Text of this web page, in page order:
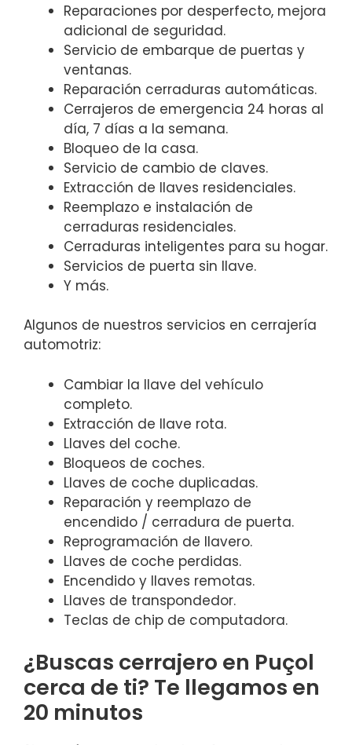
Reparaciones por desperfecto, mejora
adicional de seguridad.
Servicio de embarque de puertas y
ventanas.
Reparación cerraduras automáticas.
Cerrajeros de emergencia 24 horas al
día, 7 días a la semana.
Bloqueo de la casa.
Servicio de cambio de claves.
Extracción de llaves residenciales.
Reemplazo e instalación de
cerraduras residenciales.
Cerraduras inteligentes para su hogar.
Servicios de puerta sin llave.
Y más.
Algunos de nuestros servicios en cerrajería
automotriz:
Cambiar la llave del vehículo
completo.
Extracción de llave rota.
Llaves del coche.
Bloqueos de coches.
Llaves de coche duplicadas.
Reparación y reemplazo de
encendido / cerradura de puerta.
Reprogramación de llavero.
Llaves de coche perdidas.
Encendido y llaves remotas.
Llaves de transpondedor.
Teclas de chip de computadora.
¿Buscas cerrajero en Puçol
cerca de ti? Te llegamos en
20 minutos